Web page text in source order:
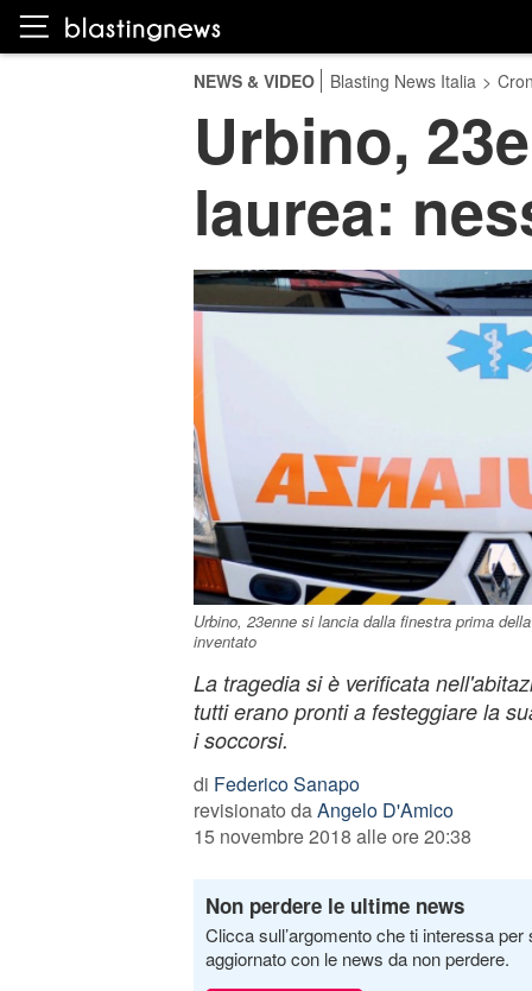
NEWS & VIDEO Blasting News Italia >
Urbino,
laurea:
Urbino, 23enne si lancia dalla finestra prima
inventato
La tragedia si è verificata
tutti erano pronti a festeggiare la
i soccorsi.
di Federico Sanapo
revisionato daAngelo D'Amico
15 novembre 2018 alle ore 20:38
Non perdere le ultime news
Clicca sull’argomento che ti interessa
aggiornato con le news da non perdere.